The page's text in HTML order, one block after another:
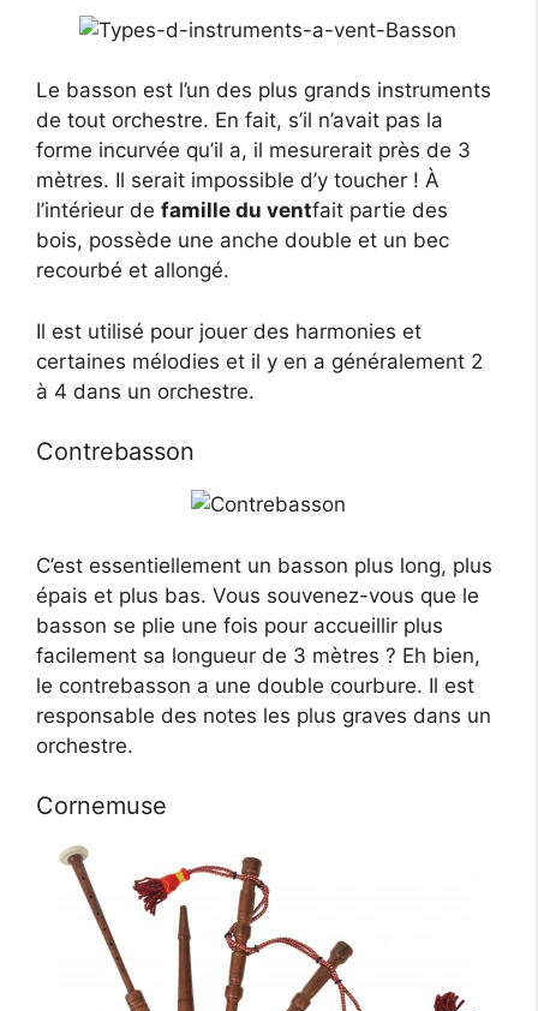
Le basson est l’un des plus grands instruments
de tout orchestre. En fait, s’il n’avait pas la
forme incurvée qu’il a, il mesurerait près de 3
mètres. Il serait impossible d’y toucher ! À
l’intérieur de famille du ventfait partie des
bois, possède une anche double et un bec
recourbé et allongé.
Il est utilisé pour jouer des harmonies et
certaines mélodies et il y en a généralement 2
à 4 dans un orchestre.
Contrebasson
C’est essentiellement un basson plus long, plus
épais et plus bas. Vous souvenez-vous que le
basson se plie une fois pour accueillir plus
facilement sa longueur de 3 mètres ? Eh bien,
le contrebasson a une double courbure. Il est
responsable des notes les plus graves dans un
orchestre.
Cornemuse